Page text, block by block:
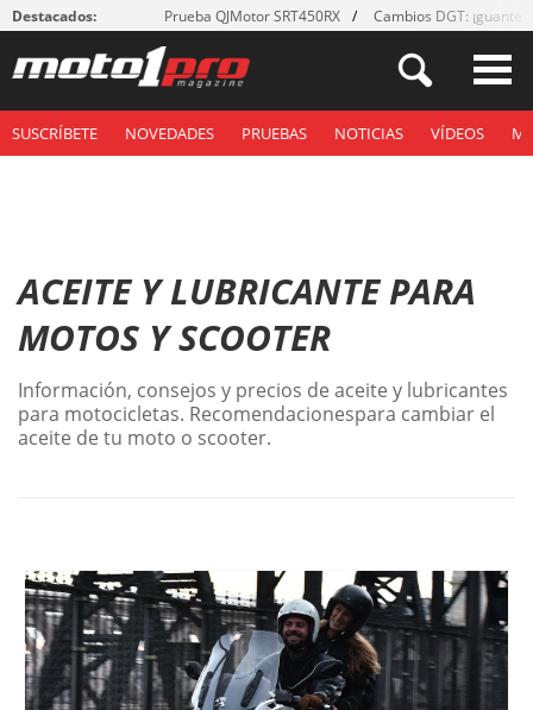
Destacados: Prueba QJMotor SRT450RX Cambios DGT: ¡guantes!
SUSCRÍBETE NOVEDADES PRUEBAS NOTICIAS VÍDEOS
ACEITE Y LUBRICANTE PARA
MOTOS Y SCOOTER
Información, consejos y precios de aceite y lubricantes
para motocicletas. Recomendacionespara cambiar el
aceite de tu moto o scooter.